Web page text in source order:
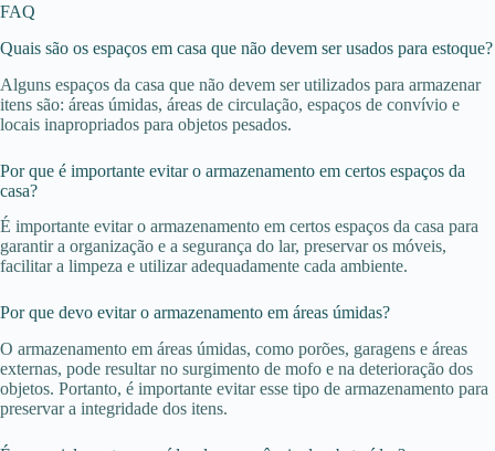
FAQ
Quais são os espaços em casa que não devem ser usados para estoque?
Alguns espaços da casa que não devem ser utilizados para armazenar
itens são: áreas úmidas, áreas de circulação, espaços de convívio e
locais inapropriados para objetos pesados.
Por que é importante evitar o armazenamento em certos espaços da
casa?
É importante evitar o armazenamento em certos espaços da casa para
garantir a organização e a segurança do lar, preservar os móveis,
facilitar a limpeza e utilizar adequadamente cada ambiente.
Por que devo evitar o armazenamento em áreas úmidas?
O armazenamento em áreas úmidas, como porões, garagens e áreas
externas, pode resultar no surgimento de mofo e na deterioração dos
objetos. Portanto, é importante evitar esse tipo de armazenamento para
preservar a integridade dos itens.